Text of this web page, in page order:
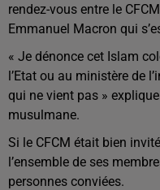
rendez-vous entre le
Emmanuel Macron qui
« Je dénonce cet Islam
l’Etat ou au ministère de
qui ne vient pas »
musulmane.
Si le CFCM était bien
l’ensemble de ses
personnes conviées.